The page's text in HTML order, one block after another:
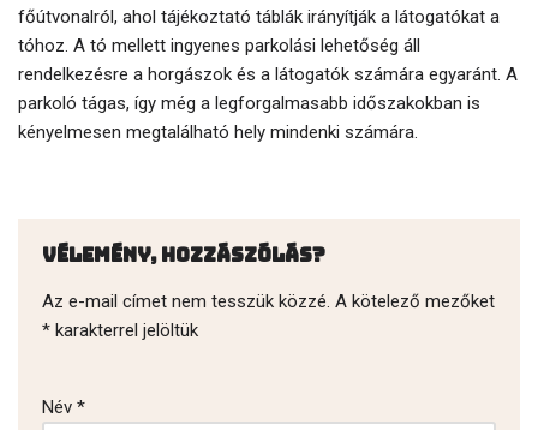
főútvonalról, ahol tájékoztató táblák irányítják a látogatókat a
tóhoz. A tó mellett ingyenes parkolási lehetőség áll
rendelkezésre a horgászok és a látogatók számára egyaránt. A
parkoló tágas, így még a legforgalmasabb időszakokban is
kényelmesen megtalálható hely mindenki számára.
Vélemény, hozzászólás?
Az e-mail címet nem tesszük közzé. A kötelező mezőket
* karakterrel jelöltük
Név *